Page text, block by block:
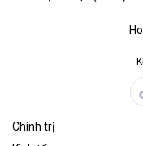
Chính trị